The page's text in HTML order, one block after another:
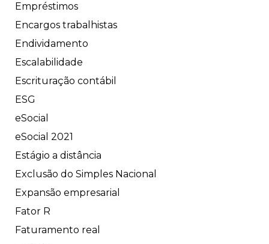
Empréstimos
Encargos trabalhistas
Endividamento
Escalabilidade
Escrituração contábil
ESG
eSocial
eSocial 2021
Estágio a distância
Exclusão do Simples Nacional
Expansão empresarial
Fator R
Faturamento real